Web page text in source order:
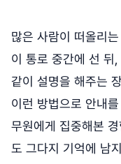
많은 사람이 떠올리
이 통로 중간에 선 뒤
같이 설명을 해주는
이런 방법으로 안내
무원에게 집중해본
도 그다지 기억에 남